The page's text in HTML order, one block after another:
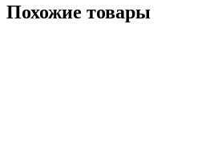
Похожие товары